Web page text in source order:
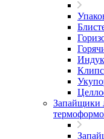
Запайщики